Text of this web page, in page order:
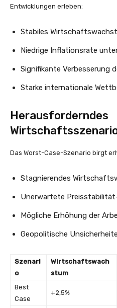
Entwicklungen erleben:
Stabiles
Niedrige Inflationsrate
Signifikante Verbesserung
Starke internationale
Herausforderndes
Das Worst-Case-Szenario birgt
Stagnierendes
Unerwartete
Mögliche Erhöhung der
Geopolitische
Szenari
o
Wirtschaftswach
stum
Best
Case
+2,5%